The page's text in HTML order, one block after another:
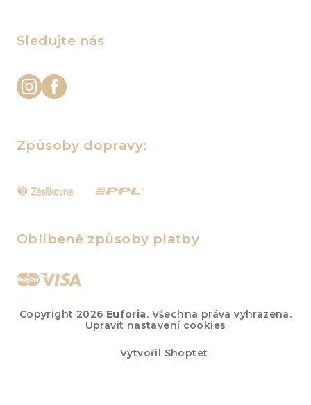
Sledujte nás
Způsoby dopravy:
Oblíbené způsoby platby
Copyright 2026 Euforia. Všechna práva vyhrazena.
Upravit nastavení cookies
Vytvořil Shoptet